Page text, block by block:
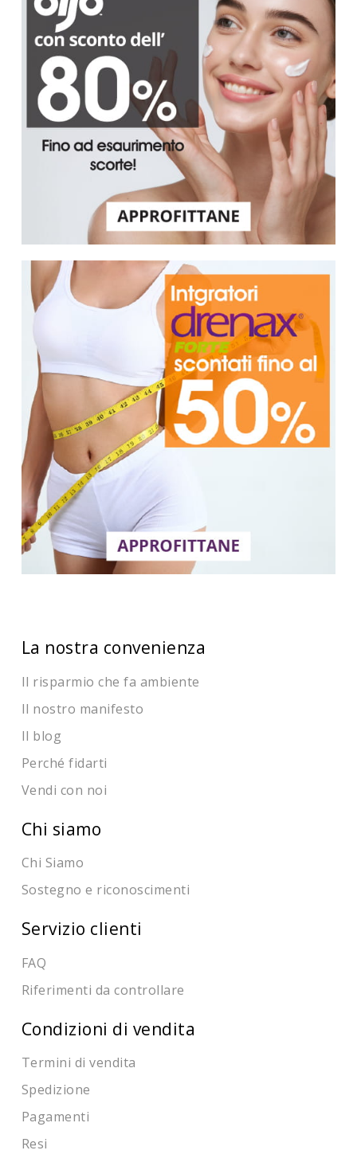
La nostra convenienza
Il risparmio che fa ambiente
Il nostro manifesto
Il blog
Perché fidarti
Vendi con noi
Chi siamo
Chi Siamo
Sostegno e riconoscimenti
Servizio clienti
FAQ
Riferimenti da controllare
Condizioni di vendita
Termini di vendita
Spedizione
Pagamenti
Resi